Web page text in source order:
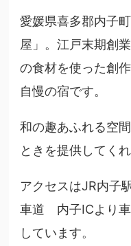
愛媛県喜多郡内子
屋」。江戸末期創
の食材を使った創
自慢の宿です。
和の趣あふれる空
ときを提供してくれ
アクセスはJR内子
車道 内子ICより車
しています。